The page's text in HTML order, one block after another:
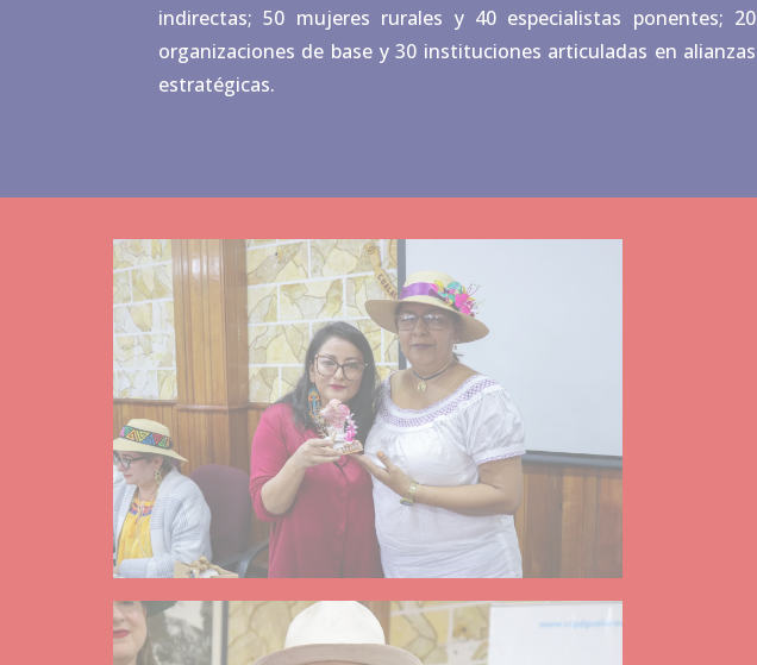
indirectas; 50 mujeres rurales y 40 especialistas ponentes; 20
organizaciones de base y 30 instituciones articuladas en alianzas
estratégicas.